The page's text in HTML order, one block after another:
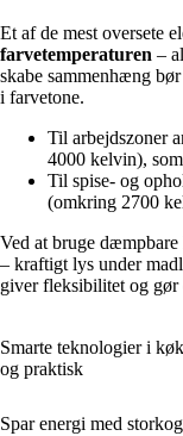
Et af de mest oversete
farvetemperaturen –
skabe sammenhæng
i farvetone.
Til arbejdszoner
4000 kelvin),
Til spise- og
(omkring 2700
Ved at bruge
– kraftigt lys under
giver fleksibilitet og gør
Smarte teknologier i
og praktisk
Spar energi med